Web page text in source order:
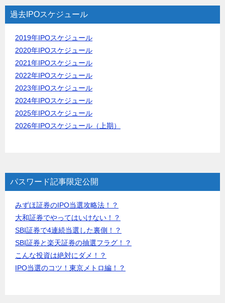
過去IPOスケジュール
2019年IPOスケジュール
2020年IPOスケジュール
2021年IPOスケジュール
2022年IPOスケジュール
2023年IPOスケジュール
2024年IPOスケジュール
2025年IPOスケジュール
2026年IPOスケジュール（上期）
パスワード記事限定公開
みずほ証券のIPO当選攻略法！？
大和証券でやってはいけない！？
SBI証券で4連続当選した裏側！？
SBI証券と楽天証券の抽選フラグ！？
こんな投資は絶対にダメ！？
IPO当選のコツ！東京メトロ編！？